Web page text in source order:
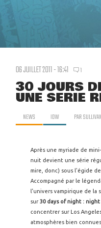
06 JUILLET 2011 - 16:41 1
30 JOURS
UNE SÉRIE
NEWS IDW PARSULLIVAN
Après une myriade de
nuit devient une série
mire, donc) sous l'égide
Accompagné par le
l'univers vampirique de la
sur30 days of night : night
concentrer sur Los
atmosphères bien